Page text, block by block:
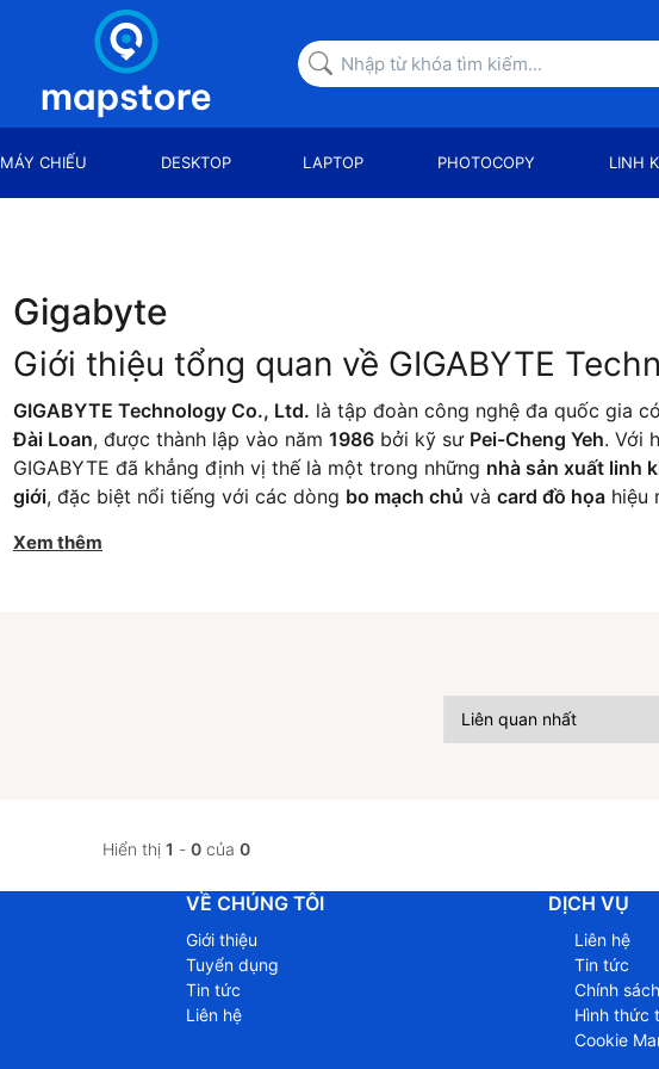
MÁY CHIẾU DESKTOP LAPTOP PHOTOCOPY LINH
Gigabyte
Giới thiệu tổng quan về GIGABYTE
GIGABYTE Technology Co., Ltd. là tập đoàn công nghệ đa quốc gia
Đài Loan, được thành lập vào năm 1986 bởi kỹ sư Pei-Cheng Yeh. Với
GIGABYTE đã khẳng định vị thế là một trong những nhà sản xuất linh
giới, đặc biệt nổi tiếng với các dòng bo mạch chủ và card đồ họa hiệu
Xem thêm
Hiển thị 1 - 0 của 0
VỀ CHÚNG TÔI
Giới thiệu
Tuyển dụng
Tin tức
Liên hệ
DỊCH VỤ
Liên hệ
Tin tức
Chính
Hình thức
Cookie